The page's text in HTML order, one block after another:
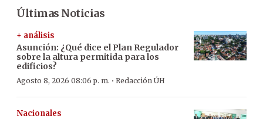
Últimas Noticias
+ análisis
Asunción: ¿Qué dice el Plan Regulador
sobre la altura permitida para los
edificios?
Agosto 8, 2026 08:06 p. m. · Redacción ÚH
Nacionales